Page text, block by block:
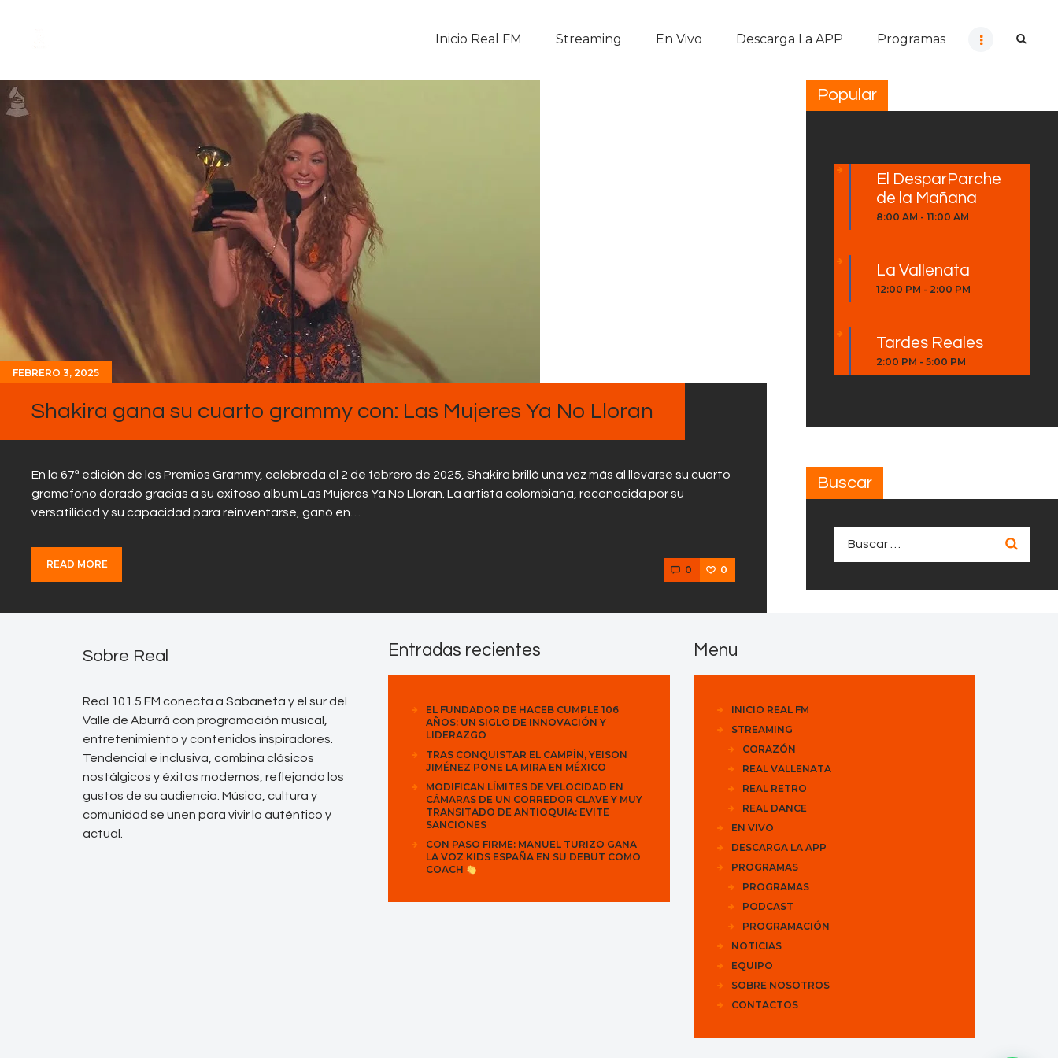
Inicio Real FM Streaming En Vivo Descarga La APP Programas
Descarga La APP
Programas
Noticias
Equipo
Sobre Nosotros
Contactos
FEBRERO 3, 2025
Shakira gana su cuarto grammy con: Las Mujeres Ya No Lloran
En la 67ª edición de los Premios Grammy, celebrada el 2 de febrero de 2025, Shakira brilló una vez más al llevarse su cuarto
gramófono dorado gracias a su exitoso álbum Las Mujeres Ya No Lloran. La artista colombiana, reconocida por su
versatilidad y su capacidad para reinventarse, ganó en…
READ MORE 0 0
Popular
El DesparParche
de la Mañana
8:00 AM -11:00 AM
La Vallenata
12:00 PM - 2:00 PM
Tardes Reales
2:00 PM -5:00 PM
Buscar
Sobre Real
Real 101.5 FM conecta a Sabaneta y el sur del
Valle de Aburrá con programación musical,
entretenimiento y contenidos inspiradores.
Tendencial e inclusiva, combina clásicos
nostálgicos y éxitos modernos, reflejando los
gustos de su audiencia. Música, cultura y
comunidad se unen para vivir lo auténtico y
actual.
Entradas recientes
EL FUNDADOR DE HACEB CUMPLE 106
AÑOS: UN SIGLO DE INNOVACIÓN Y
LIDERAZGO
TRAS CONQUISTAR EL CAMPÍN, YEISON
JIMÉNEZ PONE LA MIRA EN MÉXICO
MODIFICAN LÍMITES DE VELOCIDAD EN
CÁMARAS DE UN CORREDOR CLAVE Y MUY
TRANSITADO DE ANTIOQUIA: EVITE
SANCIONES
CON PASO FIRME: MANUEL TURIZO GANA
LA VOZ KIDS ESPAÑA EN SU DEBUT COMO
COACH
Menu
INICIO REAL FM
STREAMING
CORAZÓN
REAL VALLENATA
REAL RETRO
REAL DANCE
EN VIVO
DESCARGA LA APP
PROGRAMAS
PROGRAMAS
PODCAST
PROGRAMACIÓN
NOTICIAS
EQUIPO
SOBRE NOSOTROS
CONTACTOS